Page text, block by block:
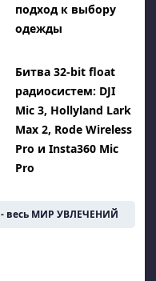
подход к выбору
одежды
Битва 32-bit float
радиосистем: DJI
Mic 3, Hollyland Lark
Max 2, Rode Wireless
Pro и Insta360 Mic
Pro
- весь МИР УВЛЕЧЕНИЙ